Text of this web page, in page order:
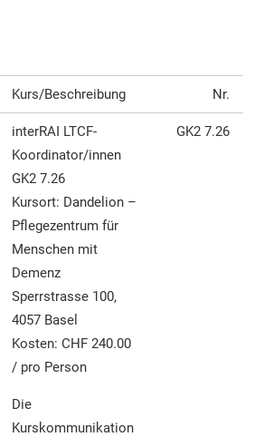
Kurs/Beschreibung Nr.
interRAI LTCF-
Koordinator/innen
GK2 7.26
Kursort: Dandelion –
Pflegezentrum für
Menschen mit
Demenz
Sperrstrasse 100,
4057 Basel
Kosten: CHF 240.00
/ pro Person
Die
Kurskommunikation
GK2 7.26